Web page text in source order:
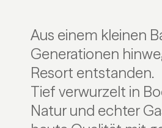
Aus einem kleinen
Generationen
Resort entstanden.
Tief verwurzelt in
Natur und echter
Urlaubserlebnis, das